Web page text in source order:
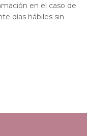
en el caso de
días hábiles sin